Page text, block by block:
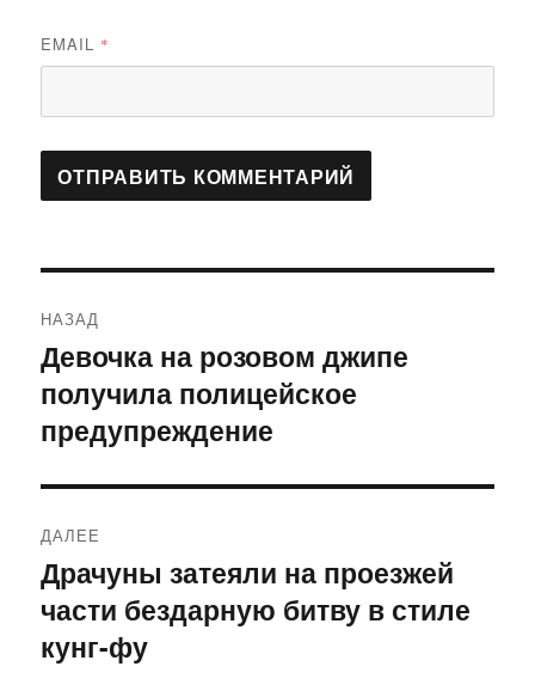
EMAIL *
по
записям
НАЗАД
Предыдущая
запись:
Девочка на розовом джипе
получила полицейское
предупреждение
ДАЛЕЕ
Следующая
запись:
Драчуны затеяли на проезжей
части бездарную битву в стиле
кунг-фу